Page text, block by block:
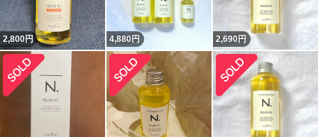
2,800円 4,880円 2,690円